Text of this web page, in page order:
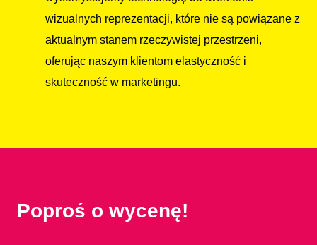
wizualnych reprezentacji, które nie są powiązane z
aktualnym stanem rzeczywistej przestrzeni,
oferując naszym klientom elastyczność i
skuteczność w marketingu.
Poproś o wycenę!